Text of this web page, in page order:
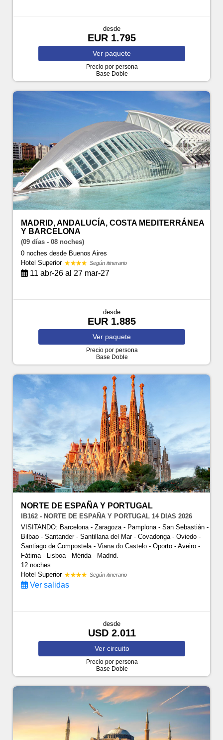
desde
EUR 1.795
Ver paquete
Precio por persona
Base Doble
MADRID, ANDALUCÍA, COSTA MEDITERRÁNEA
Y BARCELONA
(09 días - 08 noches)
0 nochesdesde Buenos Aires
Hotel Superior
Según itinerario
11 abr-26 al 27 mar-27
desde
EUR 1.885
Ver paquete
Precio por persona
Base Doble
NORTE DE ESPAÑA Y PORTUGAL
IB162 - NORTE DE ESPAÑA Y PORTUGAL 14 DIAS 2026
VISITANDO: Barcelona - Zaragoza - Pamplona - San Sebastián -
Bilbao - Santander - Santillana del Mar - Covadonga - Oviedo -
Santiago de Compostela - Viana do Castelo - Oporto - Aveiro -
Fátima - Lisboa - Mérida - Madrid.
12 noches
Hotel Superior
Según itinerario
Ver salidas
desde
USD 2.011
Ver circuito
Precio por persona
Base Doble